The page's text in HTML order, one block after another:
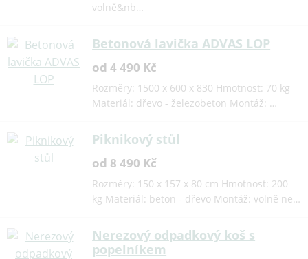
volně&nb…
Betonová lavička ADVAS LOP
od 4 490 Kč
Rozměry: 1500 x 600 x 830 Hmotnost: 70 kg
Materiál: dřevo - železobeton Montáž: …
Piknikový stůl
od 8 490 Kč
Rozměry: 150 x 157 x 80 cm Hmotnost: 200
kg Materiál: beton - dřevo Montáž: volně ne…
Nerezový odpadkový koš s
popelníkem